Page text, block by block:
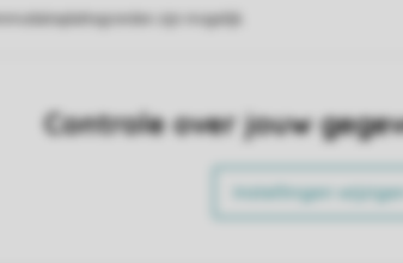
Controle over jouw
Instellingen wijzigen